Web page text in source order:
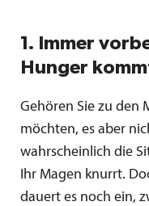
1. Immer
Hunger
Gehören Sie zu den
möchten, es aber
wahrscheinlich die
Ihr Magen knurrt.
dauert es noch ein,